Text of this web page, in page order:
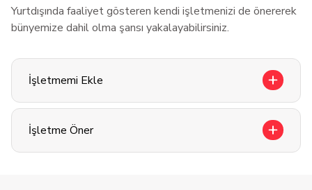
Yurtdışında faaliyet gösteren kendi işletmenizi de önererek
bünyemize dahil olma şansı yakalayabilirsiniz.
İşletmemi Ekle
İşletme Öner